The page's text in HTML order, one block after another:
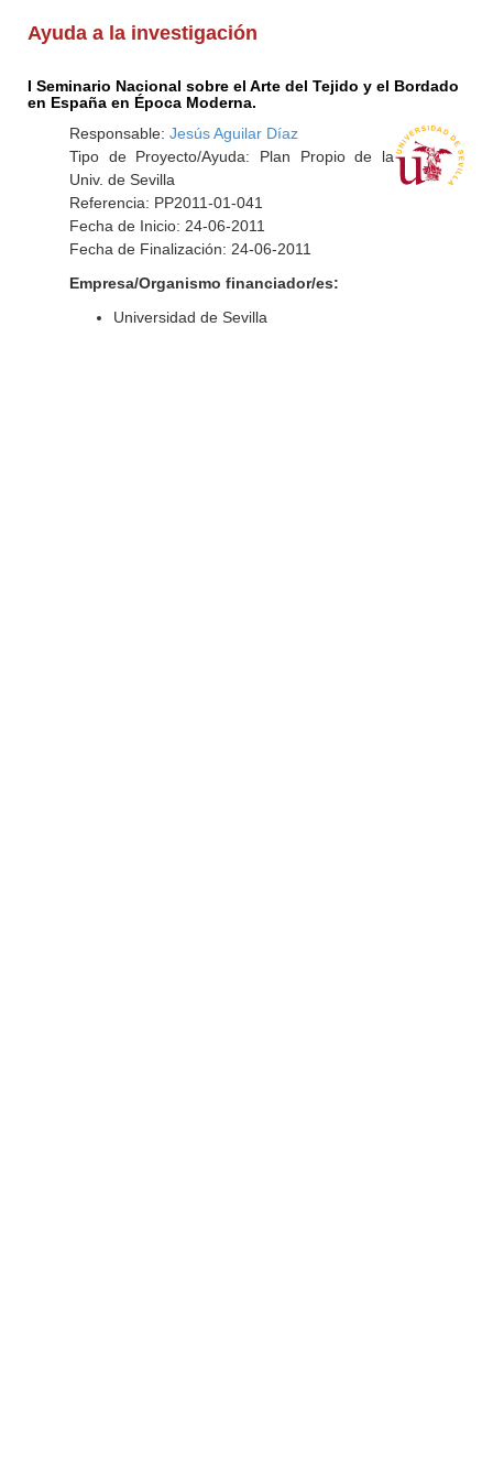
Ayuda a la investigación
I Seminario Nacional sobre el Arte del Tejido y el Bordado
en España en Época Moderna.
Responsable: Jesús Aguilar Díaz
Tipo de Proyecto/Ayuda: Plan Propio de la
Univ. de Sevilla
Referencia: PP2011-01-041
Fecha de Inicio: 24-06-2011
Fecha de Finalización: 24-06-2011
Empresa/Organismo financiador/es:
Universidad de Sevilla